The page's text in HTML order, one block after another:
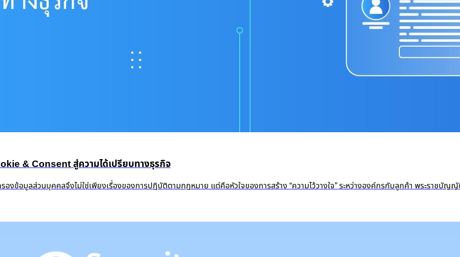
& Consent สู่ความได้เปรียบทางธุรกิจ
ข้อมูลส่วนบุคคลจึงไม่ใช่เพียงเรื่องของการปฏิบัติตามกฎหมาย แต่คือหัวใจของการสร้าง “ความไว้วางใจ” ระหว่างองค์กรกับลูกค้า พระราช